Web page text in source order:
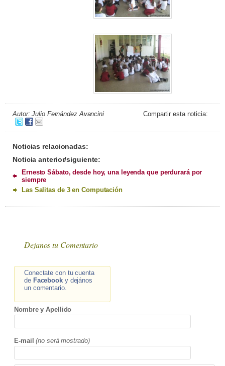
Autor: Julio Fernández Avancini Compartir esta noticia:
Noticias relacionadas:
Noticia anterior/siguiente:
Ernesto Sábato, desde hoy, una leyenda que perdurará por
siempre
Las Salitas de 3 en Computación
Dejanos tu Comentario
Conectate con tu cuenta
de Facebooky dejános
un comentario.
Nombre y Apellido
E-mail (no será mostrado)